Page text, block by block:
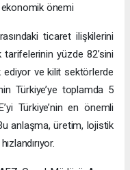
ekonomik önemi
ticaret ilişkilerini
yüzde 82’sini
ediyor ve kilit sektörlerde
Türkiye’ye toplamda 5
Türkiye’nin en önemli
anlaşma, üretim, lojistik